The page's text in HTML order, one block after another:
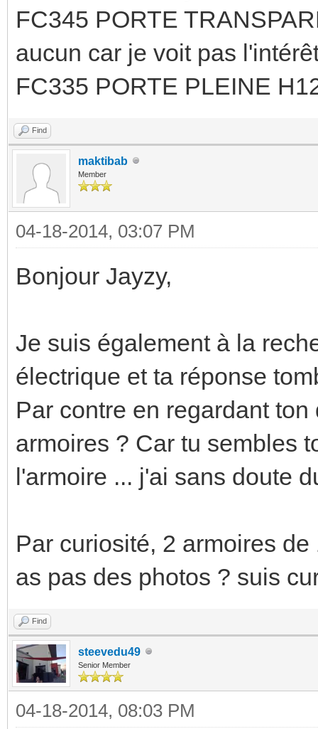
FC345 PORTE
aucun car je voit pas
FC335 PORTE PLEINE
Find
maktibab
Member
04-18-2014, 03:07 PM
Bonjour Jayzy,
Je suis également à la
électrique et ta réponse
Par contre en regardant
armoires ? Car tu sembles
l'armoire ... j'ai sans doute
Par curiosité, 2 armoires
as pas des photos ? suis
Find
steevedu49
Senior Member
04-18-2014, 08:03 PM